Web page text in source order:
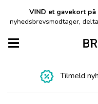
VIND et gavekort
nyhedsbrevsmodtager,
Toggle navigation
Tilmeld